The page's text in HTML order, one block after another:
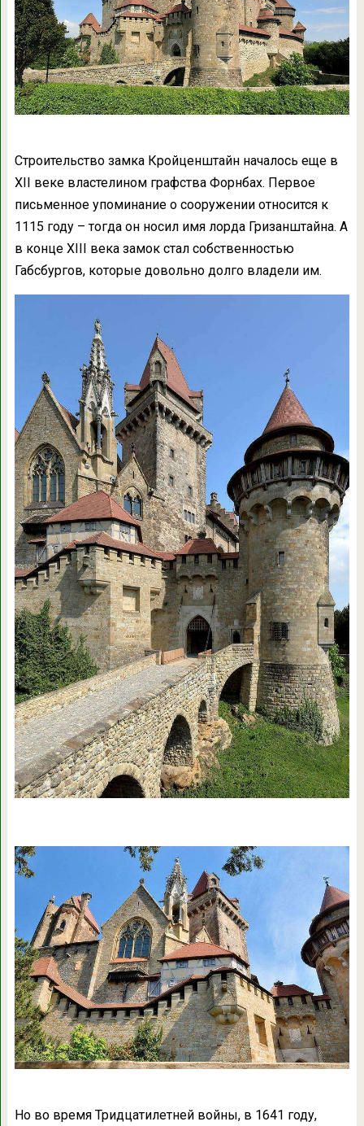
Строительство замка Кройценштайн началось еще в
XII веке властелином графства Форнбах. Первое
письменное упоминание о сооружении относится к
1115 году – тогда он носил имя лорда Гризанштайна. А
в конце XIII века замок стал собственностью
Габсбургов, которые довольно долго владели им.
Но во время Тридцатилетней войны, в 1641 году,